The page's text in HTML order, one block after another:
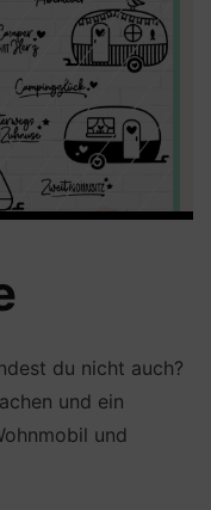
du nicht auch?
und ein
und